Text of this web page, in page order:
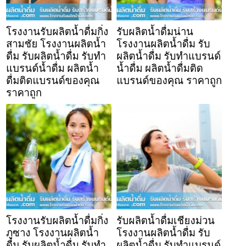
โรงงานรับผลิตน้ำดื่มกิ่ง
สามชัย โรงงานผลิตน้ำ
ดื่ม รับผลิตน้ำดื่ม รับทำ
แบรนด์น้ำดื่ม ผลิตน้ำ
ดื่มติดแบรนด์ของคุณ
ราคาถูก
รับผลิตน้ำดื่มน่าน
โรงงานผลิตน้ำดื่ม รับ
ผลิตน้ำดื่ม รับทำแบรนด์
น้ำดื่ม ผลิตน้ำดื่มติด
แบรนด์ของคุณ ราคาถูก
โรงงานรับผลิตน้ำดื่มกิ่ง
ภูซาง โรงงานผลิตน้ำ
รับผลิตน้ำดื่มเชียงม่วน
โรงงานผลิตน้ำดื่ม รับ